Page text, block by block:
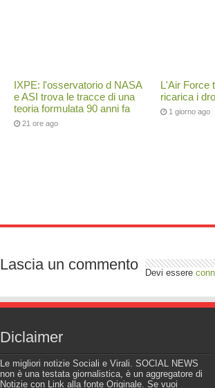
IXPE: l'osservatorio d NASA
e ASI trova le tracce di una
teoria formulata 90 anni fa
21 ore ago
L'Air Force
ricarica i
1 giorno ago
Lascia un commento Devi essere
Diclaimer
Le migliori notizie Sociali e Virali. SOCIAL NEWS
non è una testata giornalistica, è un aggregatore di
Notizie con Link alla fonte Originale. Se vuoi